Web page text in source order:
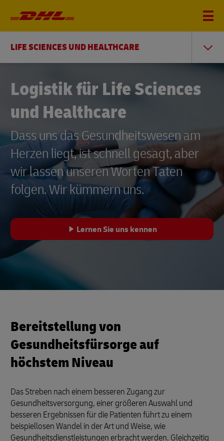
LIFE SCIENCES UND HEALTHCARE
Logistik für Life Sciences
und Healthcare
Dass uns das Gesundheitswesen am
Herzen liegt, ist schnell gesagt, aber
wir lassen unseren Worten Taten
folgen. Wir kümmern uns.
Lernen Sie uns kennen
Bereitstellung von
Gesundheitsfürsorge auf
höchstem Niveau
Das Streben nach einem besseren Zugang zur
Gesundheitsversorgung, einer größeren Auswahl und
besseren Ergebnissen für die Patienten führt zu einem
beispiellosen Wandel in der Art und Weise, wie
Gesundheitsdienstleistungen erbracht werden. Gleichzeitig